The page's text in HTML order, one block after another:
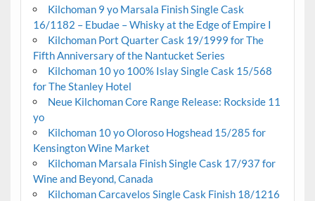
Kilchoman 9 yo Marsala Finish Single Cask
16/1182 – Ebudae – Whisky at the Edge of Empire I
Kilchoman Port Quarter Cask 19/1999 for The
Fifth Anniversary of the Nantucket Series
Kilchoman 10 yo 100% Islay Single Cask 15/568
for The Stanley Hotel
Neue Kilchoman Core Range Release: Rockside 11
yo
Kilchoman 10 yo Oloroso Hogshead 15/285 for
Kensington Wine Market
Kilchoman Marsala Finish Single Cask 17/937 for
Wine and Beyond, Canada
Kilchoman Carcavelos Single Cask Finish 18/1216